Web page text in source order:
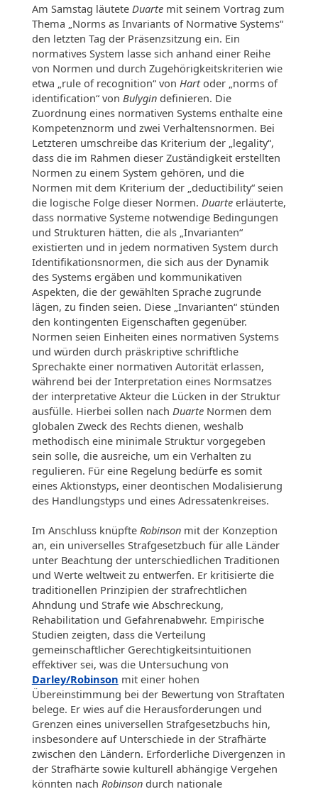
Am Samstag läutete Duartemit seinem Vortrag zum
Thema „Norms as Invariants of Normative Systems“
den letzten Tag der Präsenzsitzung ein. Ein
normatives System lasse sich anhand einer Reihe
von Normen und durch Zugehörigkeitskriterien wie
etwa „rule of recognition“ von Hartoder „norms of
identification“ von Bulygindefinieren. Die
Zuordnung eines normativen Systems enthalte eine
Kompetenznorm und zwei Verhaltensnormen. Bei
Letzteren umschreibe das Kriterium der „legality“,
dass die im Rahmen dieser Zuständigkeit erstellten
Normen zu einem System gehören, und die
Normen mit dem Kriterium der „deductibility“ seien
die logische Folge dieser Normen. Duarteerläuterte,
dass normative Systeme notwendige Bedingungen
und Strukturen hätten, die als „Invarianten“
existierten und in jedem normativen System durch
Identifikationsnormen, die sich aus der Dynamik
des Systems ergäben und kommunikativen
Aspekten, die der gewählten Sprache zugrunde
lägen, zu finden seien. Diese „Invarianten“ stünden
den kontingenten Eigenschaften gegenüber.
Normen seien Einheiten eines normativen Systems
und würden durch präskriptive schriftliche
Sprechakte einer normativen Autorität erlassen,
während bei der Interpretation eines Normsatzes
der interpretative Akteur die Lücken in der Struktur
ausfülle. Hierbei sollen nach DuarteNormen dem
globalen Zweck des Rechts dienen, weshalb
methodisch eine minimale Struktur vorgegeben
sein solle, die ausreiche, um ein Verhalten zu
regulieren. Für eine Regelung bedürfe es somit
eines Aktionstyps, einer deontischen Modalisierung
des Handlungstyps und eines Adressatenkreises.
Im Anschluss knüpfte Robinsonmit der Konzeption
an, ein universelles Strafgesetzbuch für alle Länder
unter Beachtung der unterschiedlichen Traditionen
und Werte weltweit zu entwerfen. Er kritisierte die
traditionellen Prinzipien der strafrechtlichen
Ahndung und Strafe wie Abschreckung,
Rehabilitation und Gefahrenabwehr. Empirische
Studien zeigten, dass die Verteilung
gemeinschaftlicher Gerechtigkeitsintuitionen
effektiver sei, was die Untersuchung von
Darley/Robinson mit einer hohen
Übereinstimmung bei der Bewertung von Straftaten
belege. Er wies auf die Herausforderungen und
Grenzen eines universellen Strafgesetzbuchs hin,
insbesondere auf Unterschiede in der Strafhärte
zwischen den Ländern. Erforderliche Divergenzen in
der Strafhärte sowie kulturell abhängige Vergehen
könnten nach Robinsondurch nationale